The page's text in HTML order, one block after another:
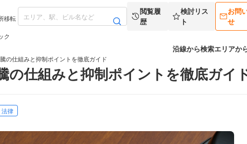
移転
ク
閲覧履
歴
検討リス
ト
お問
せ
沿線から検索エリアか
の仕組みと抑制ポイントを徹底ガイド
仕組みと抑制ポイントを徹底ガイ
法律